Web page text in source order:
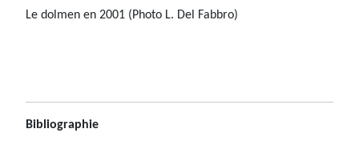
Le dolmen en 2001 (Photo L. Del Fabbro)
Bibliographie